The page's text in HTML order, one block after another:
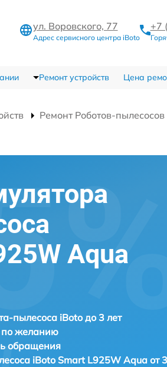
ул. Воровского, 77
Адрес сервисного центра iBoto
+7
Ремонт устройств Цена
Ремонт Роботов-пылесосов
Aqua
пылесоса iBoto до 3 лет
по желанию
обращения
iBoto Smart L925W Aqua от